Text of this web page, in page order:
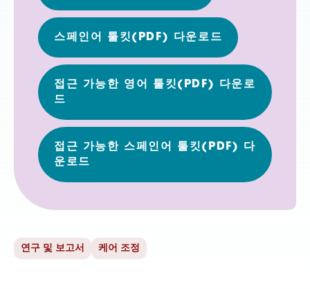
스페인어 툴킷(PDF) 다운로드
접근 가능한 영어 툴킷(PDF) 다운로
드
접근 가능한 스페인어 툴킷(PDF) 다
운로드
연구 및 보고서 케어 조정